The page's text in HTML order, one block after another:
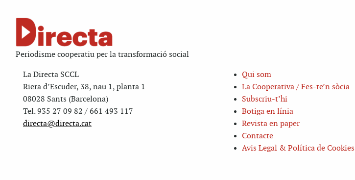
Periodisme cooperatiu per la transformació social
La Directa SCCL
Riera d’Escuder, 38, nau 1, planta 1
08028 Sants (Barcelona)
Tel. 935 27 09 82 / 661 493 117
directa@directa.cat
Qui som
La Cooperativa / Fes-te’n sòcia
Subscriu-t’hi
Botiga en línia
Revista en paper
Contacte
Avis Legal & Política de Cookies